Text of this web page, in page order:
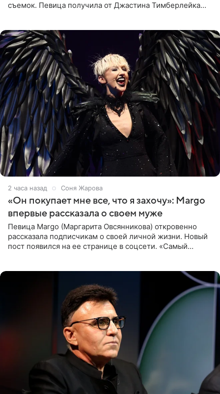
съемок. Певица получила от Джастина Тимберлейка
2 часа назад Соня Жарова
«Он покупает мне все, что я захочу»: Margo
впервые рассказала о своем муже
Певица Margo (Маргарита Овсянникова) откровенно
рассказала подписчикам о своей личной жизни. Новый
пост появился на ее странице в соцсети. «Самый